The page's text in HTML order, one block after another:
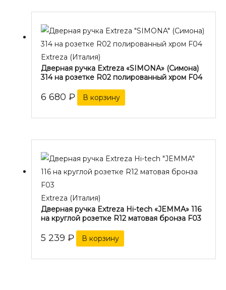
Extreza (Италия)
Дверная ручка Extreza «SIMONA» (Симона)
314 на розетке R02 полированный хром F04
6 680 ₽ В корзину
Extreza (Италия)
Дверная ручка Extreza Hi-tech «JEMMA» 116
на круглой розетке R12 матовая бронза F03
5 239 ₽ В корзину